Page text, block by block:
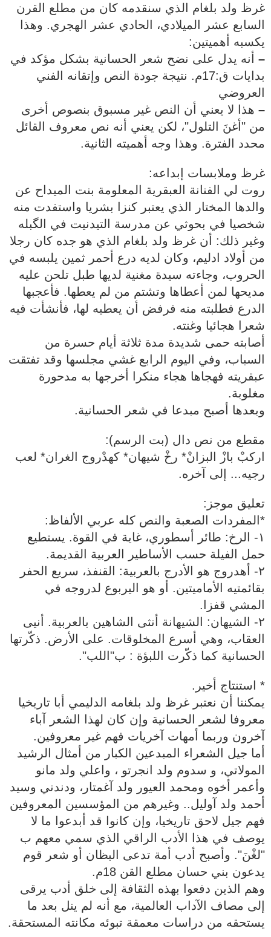
غرظ ولد بلغام الذي سنقدمه كان من مطلع القرن
السابع عشر الميلادي، الحادي عشر الهجري. وهذا
يكسبه أهميتين:
– أنه يدل على نضح شعر الحسانية بشكل مؤكد في
بدايات ق:17م. نتيجة جودة النص وإتقانه الفني
العروضي
– هذا لا يعني أن النص غير مسبوق بنصوص أخرى
من "أغنَ التلول"، لكن يعني أنه نص معروف القائل
محدد الفترة. وهذا وجه أهميته الثانية.
غرظ وملابسات إبداعه:
روت لي الفنانة العبقرية المعلومة بنت الميداح عن
والدها المختار الذي يعتبر كنزا بشريا واستفدت منه
شخصيا في بحوثي عن مدرسة التيدنيت في الگبله
وغير ذلك: أن غرظ ولد بلغام الذي هو جده كان رجلا
من أولاد ادليم، وكان لديه درع أحمر ثمين يلبسه في
الحروب، وجاءته سيدة مغنية لديها طبل تلحن عليه
مديحها لمن أعطاها وتشتم من لم يعطها. فأعجبها
الدرع فطلبته منه فرفض أن يعطيه لها، فأنشأت فيه
شعرا هجائيا وغنته.
أصابته حمى شديدة مدة ثلاثة أيام حسرة من
السباب، وفي اليوم الرابع غشي مجلسها وقد تفتقت
عبقريته فهجاها هجاء منكرا أخرجها به مدحورة
مغلوبة.
وبعدها أصبح مبدعا في شعر الحسانية.
مقطع من نص دال (بت الرسم):
اركبْ بازْ البزانْ* رخْ شيهان* كهدْروج الغران* لعب
رجيه... إلى آخره.
تعليق موجز:
*المفردات الصعبة والنص كله عربي الألفاظ:
١- الرخ: طائر أسطوري، غاية في القوة. يستطيع
حمل الفيلة حسب الأساطير العربية القديمة.
٢- أهدروج هو الأدرج بالعربية: القنفذ، سريع الحفر
بقائمتيه الأماميتين. أو هو اليربوع لدروجه في
المشي قفزا.
٢- الشيهان: الشيهانة أنثى الشاهين بالعربية. أنيى
العقاب، وهي أسرع المخلوقات. على الأرض. ذكّرتها
الحسانية كما ذكّرت اللبؤة : ب"اللب".
* استنتاج أخير.
يمكننا أن نعتبر غرظ ولد بلغامه الدليمي أبا تاريخيا
معروفا لشعر الحسانية وإن كان لهذا الشعر آباء
آخرون وربما أمهات آخريات فهم غير معروفين.
أما جيل الشعراء المبدعين الكبار من أمثال الرشيد
المولاتي، و سدوم ولد انجرتو ، واعلي ولد مانو
وأعمر أخوه ومحمد العيور ولد آغمتار، ودندني وسيد
أحمد ولد آوليل.. وغيرهم من المؤسسين المعروفين
فهم جيل لاحق تاريخيا، وإن كانوا قد أبدعوا ما لا
يوصف في هذا الأدب الراقي الذي سمي معهم ب
"لغْنَ". وأصبح أدب أمة تدعى البظان أو شعر قوم
يدعون بني حسان مطلع القن 18م.
وهم الذين دفعوا بهذه الثقافة إلى خلق أدب يرقى
إلى مصاف الآداب العالمية، مع أنه لم ينل بعد ما
يستحقه من دراسات معمقة تبوئه مكانته المستحقة.